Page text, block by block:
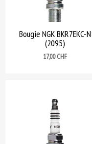
Bougie NGK BKR7EKC-N
(2095)
Prix
17,00 CHF